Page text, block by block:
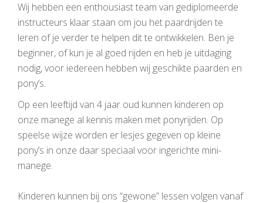
Wij hebben een enthousiast team van gediplomeerde
instructeurs klaar staan om jou het paardrijden te
leren of je verder te helpen dit te ontwikkelen. Ben je
beginner, of kun je al goed rijden en heb je uitdaging
nodig, voor iedereen hebben wij geschikte paarden en
pony’s.
Op een leeftijd van 4 jaar oud kunnen kinderen op
onze manege al kennis maken met ponyrijden. Op
speelse wijze worden er lesjes gegeven op kleine
pony’s in onze daar speciaal voor ingerichte mini-
manege.
Kinderen kunnen bij ons “gewone” lessen volgen vanaf